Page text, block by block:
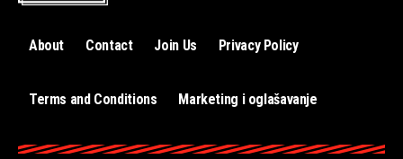
About Contact Join Us Privacy Policy
Terms and Conditions Marketing i oglašavanje